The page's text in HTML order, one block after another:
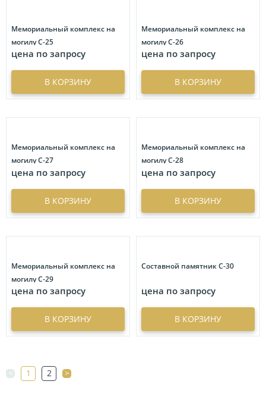
Мемориальный комплекс на
могилу С-25
цена по запросу
В КОРЗИНУ
Мемориальный комплекс на
могилу С-26
цена по запросу
В КОРЗИНУ
Мемориальный комплекс на
могилу С-27
цена по запросу
В КОРЗИНУ
Мемориальный комплекс на
могилу С-28
цена по запросу
В КОРЗИНУ
Мемориальный комплекс на
могилу С-29
цена по запросу
В КОРЗИНУ
Составной памятник С-30
цена по запросу
В КОРЗИНУ
1 2 >